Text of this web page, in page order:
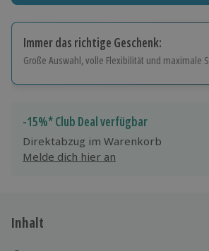
Immer das richtige Geschenk:
Große Auswahl, volle Flexibilität und maximale
Jeder Gutschein für alle Erlebnisse einlösbar.
Maximale Sicherheit
10 Jahre gültig & verlängerbar.
-15%* Club Deal verfügbar
Direktabzug im Warenkorb
Melde dich hier an
Inhalt